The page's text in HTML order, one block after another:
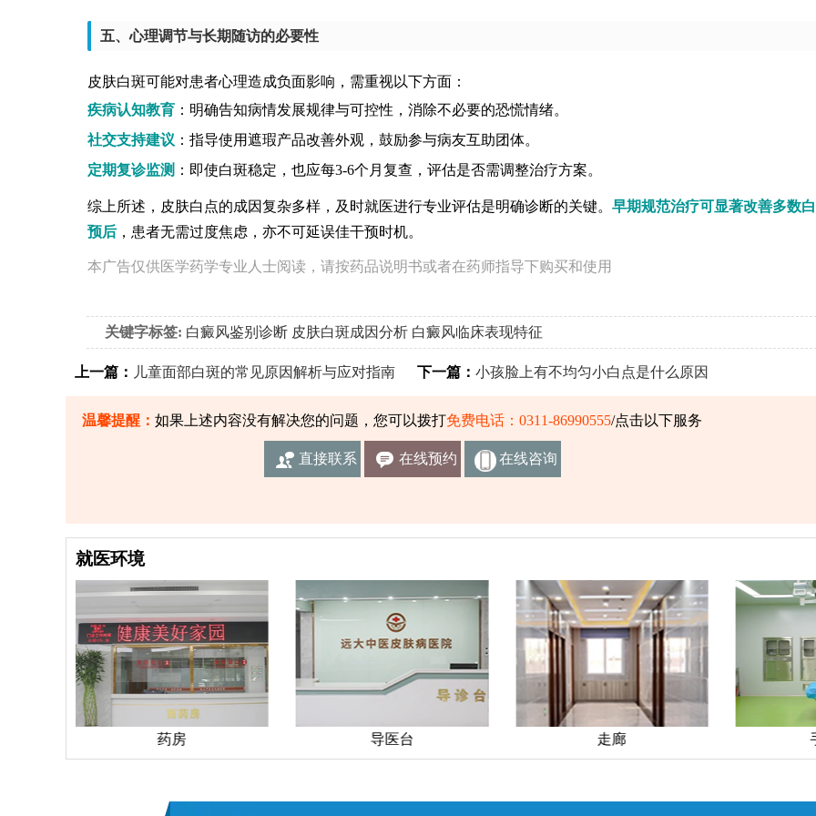
五、心理调节与长期随访的必要性
皮肤白斑可能对患者心理造成负面影响，需重视以下方面：
疾病认知教育：明确告知病情发展规律与可控性，消除不必要的恐慌情绪。
社交支持建议 ：指导使用遮瑕产品改善外观，鼓励参与病友互助团体。
定期复诊监测 ：即使白斑稳定，也应每3-6个月复查，评估是否需调整治疗方案。
综上所述，皮肤白点的成因复杂多样，及时就医进行专业评估是明确诊断的关键。 早期规范治疗可显著改善多数
预后，患者无需过度焦虑，亦不可延误佳干预时机。
本广告仅供医学药学专业人士阅读，请按药品说明书或者在药师指导下购买和使用
关键字标签: 白癜风鉴别诊断 皮肤白斑成因分析 白癜风临床表现特征
上一篇： 儿童面部白斑的常见原因解析与应对指南 下一篇： 小孩脸上有不均匀小白点是什么原因
温馨提醒：如果上述内容没有解决您的问题，您可以拨打免费电话：0311-86990555/点击以下服务
直接联系 在线预约 在线咨询
就医环境
药房 导医台 走廊